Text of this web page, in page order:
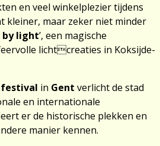
en veel winkelplezier tijdens
kleiner, maar zeker niet minder
by light’, een magische
lichtcreaties in Koksijde-
in Gent verlicht de stad
en internationale
er de historische plekken en
manier kennen.